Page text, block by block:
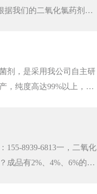
据我们的二氧化氯药剂的
剂，是采用我公司自主研
，纯度高达99%以上，杀
155-8939-6813一，二氧化
成品有2%、4%、6%的，